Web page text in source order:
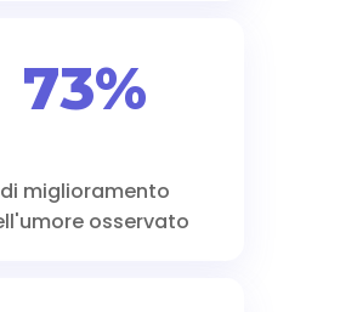
73%
di miglioramento
osservato